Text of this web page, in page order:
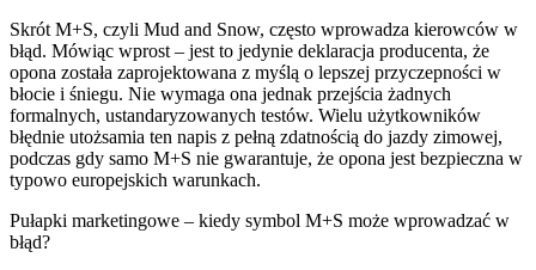
Skrót M+S, czyli Mud and Snow, często wprowadza kierowców w
błąd. Mówiąc wprost – jest to jedynie deklaracja producenta, że
opona została zaprojektowana z myślą o lepszej przyczepności w
błocie i śniegu. Nie wymaga ona jednak przejścia żadnych
formalnych, ustandaryzowanych testów. Wielu użytkowników
błędnie utożsamia ten napis z pełną zdatnością do jazdy zimowej,
podczas gdy samo M+S nie gwarantuje, że opona jest bezpieczna w
typowo europejskich warunkach.
Pułapki marketingowe – kiedy symbol M+S może wprowadzać w
błąd?